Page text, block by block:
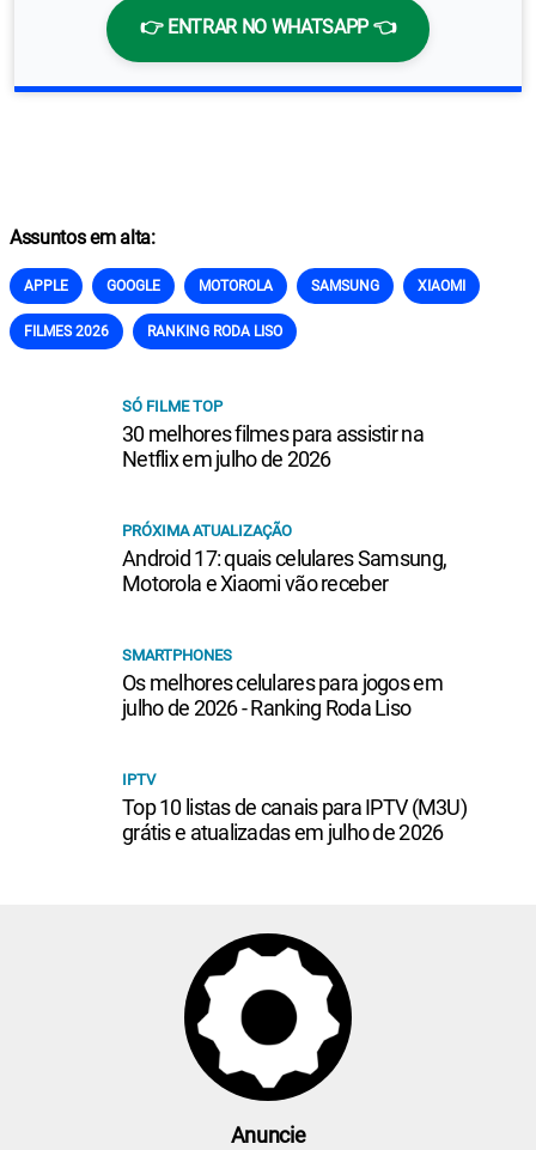
👉 ENTRAR NO WHATSAPP 👈
Assuntos em alta:
APPLE GOOGLE MOTOROLA SAMSUNG XIAOMI
FILMES 2026 RANKING RODA LISO
SÓ FILME TOP
30 melhores filmes para assistir na
Netflix em julho de 2026
PRÓXIMA ATUALIZAÇÃO
Android 17: quais celulares Samsung,
Motorola e Xiaomi vão receber
SMARTPHONES
Os melhores celulares para jogos em
julho de 2026 - Ranking Roda Liso
IPTV
Top 10 listas de canais para IPTV (M3U)
grátis e atualizadas em julho de 2026
Anuncie